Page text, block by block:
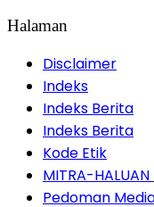
Halaman
Disclaimer
Indeks
Indeks Berita
Indeks Berita
Kode Etik
MITRA-HALUAN
Pedoman